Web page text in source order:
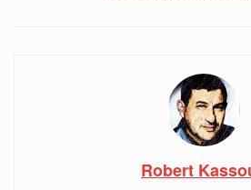
Robert